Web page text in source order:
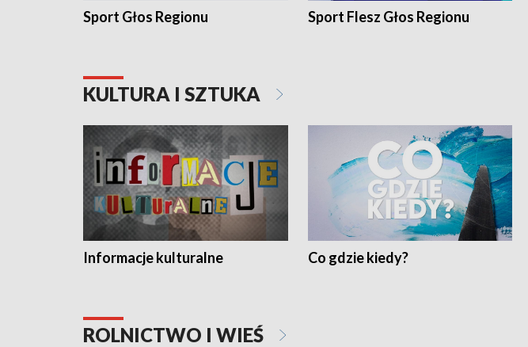
Sport Głos Regionu Sport Flesz Głos Regionu
KULTURA I SZTUKA
Informacje kulturalne Co gdzie kiedy?
ROLNICTWO I WIEŚ